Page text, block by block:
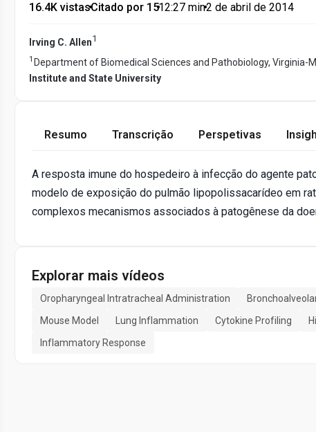
16.4K vistas•Citado por 15•12:27 min•2 de abril de 2014
Irving C. Allen1
1 Department of Biomedical Sciences and Pathobiology, Virginia-
Institute and State University
Resumo Transcrição Perspetivas
A resposta imune do hospedeiro à infecção do agente
modelo de exposição do pulmão lipopolissacarídeo em
complexos mecanismos associados à patogênese da
Explorar mais vídeos
Oropharyngeal Intratracheal Administration
Mouse Model
Lung Inflammation Cytokine Profiling
Inflammatory Response